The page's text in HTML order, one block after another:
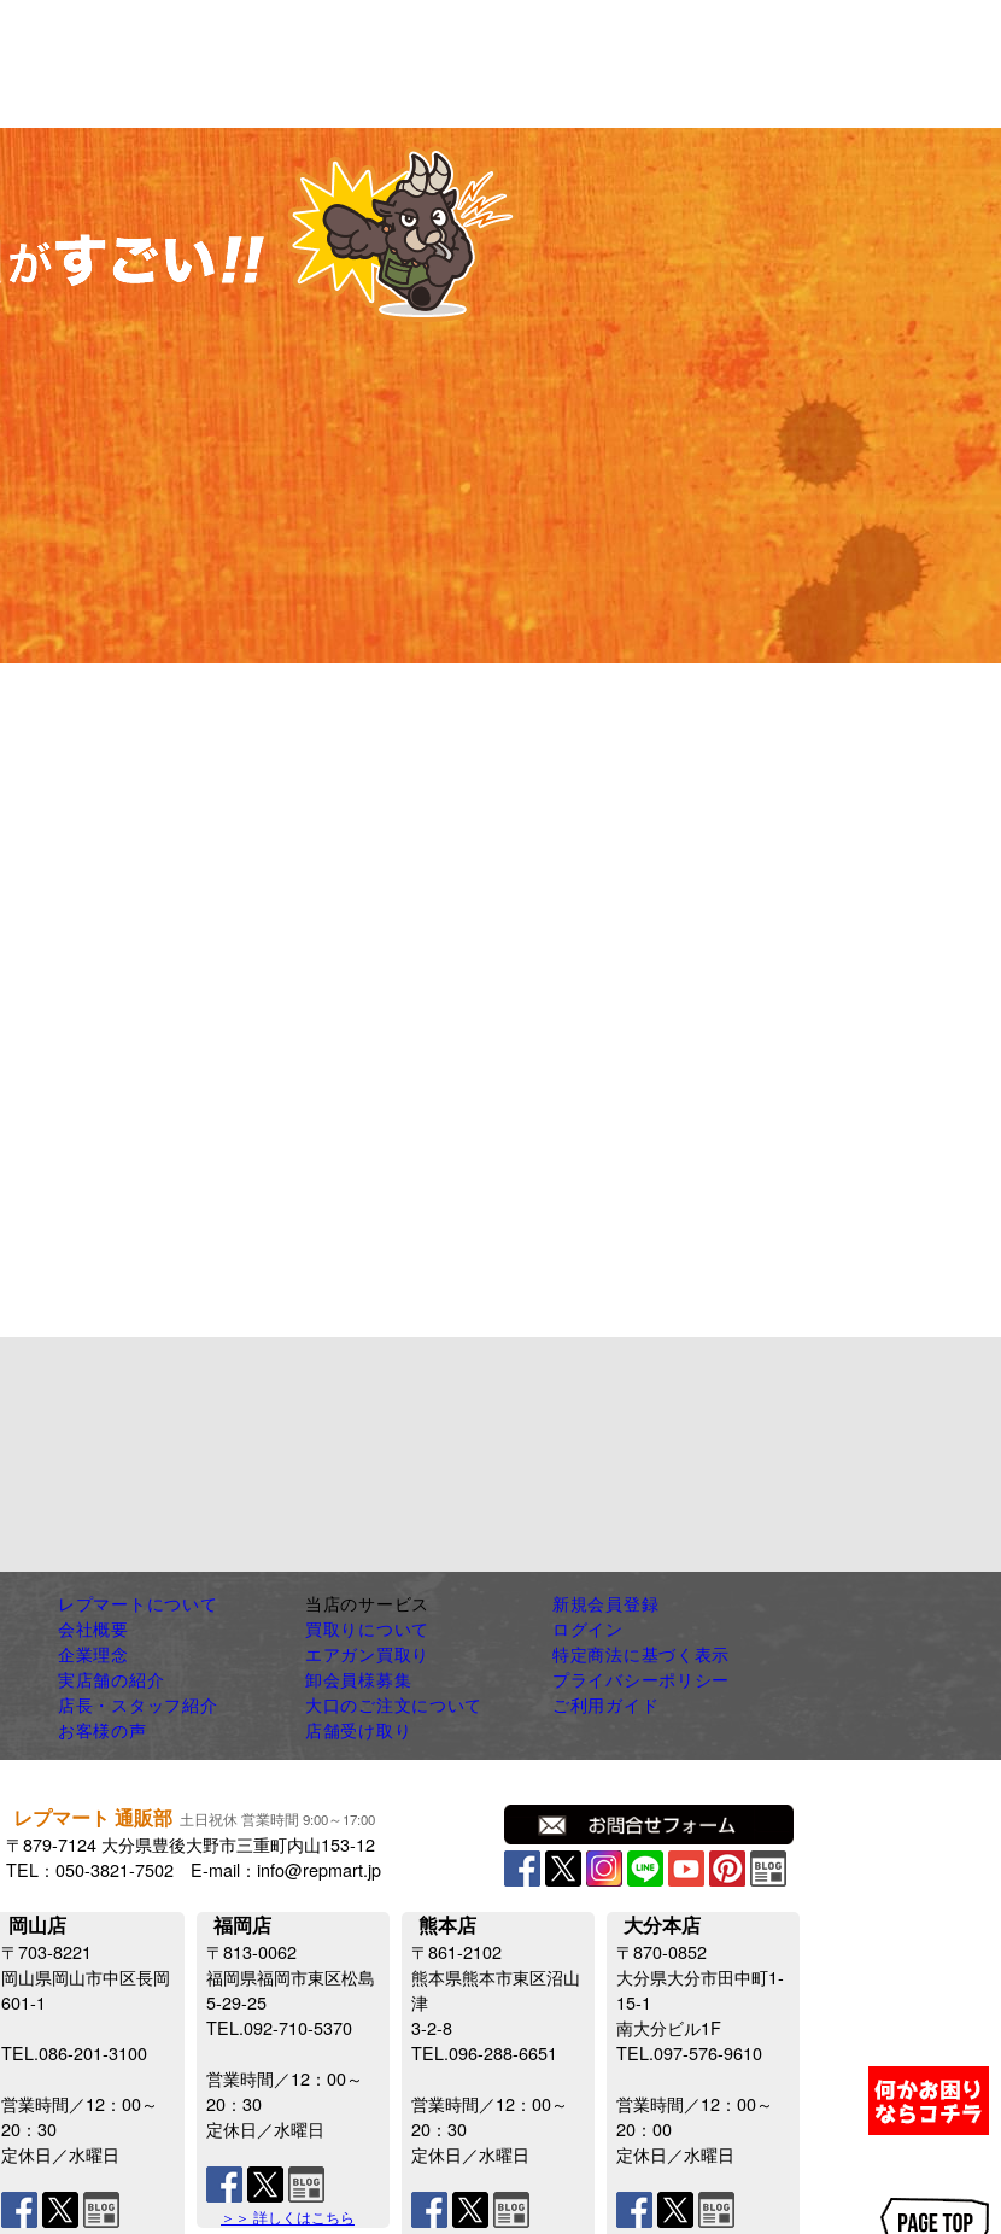
レプマートについて
会社概要
企業理念
実店舗の紹介
店長・スタッフ紹介
お客様の声
当店のサービス
買取りについて
エアガン買取り
卸会員様募集
大口のご注文について
店舗受け取り
新規会員登録
ログイン
特定商法に基づく表示
プライバシーポリシー
ご利用ガイド
レプマート 通販部 土日祝休 営業時間 9:00～17:00
〒879-7124 大分県豊後大野市三重町内山153-12
TEL：050-3821-7502 E-mail：info@repmart.jp
岡山店
〒703-8221
岡山県岡山市中区長岡
601-1
TEL.086-201-3100
営業時間／12：00～
20：30
定休日／水曜日
福岡店
〒813-0062
福岡県福岡市東区松島
5-29-25
TEL.092-710-5370
営業時間／12：00～
20：30
定休日／水曜日
＞＞ 詳しくはこちら
熊本店
〒861-2102
熊本県熊本市東区沼山
津
3-2-8
TEL.096-288-6651
営業時間／12：00～
20：30
定休日／水曜日
大分本店
〒870-0852
大分県大分市田中町1-
15-1
南大分ビル1F
TEL.097-576-9610
営業時間／12：00～
20：00
定休日／水曜日